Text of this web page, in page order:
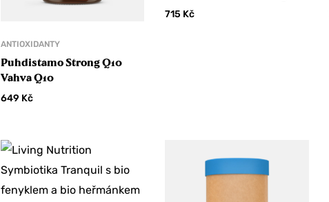
ANTIOXIDANTY
Puhdistamo Strong Q10
Vahva Q10
649 Kč
Time
715 Kč